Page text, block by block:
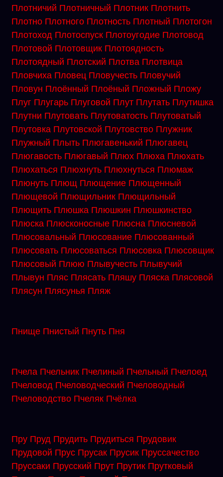
Плотничий Плотничный Плотник Плотнить
Плотно Плотного Плотность Плотный Плотогон
Плотоход Плотоспуск Плотоугодие Плотовод
Плотовой Плотовщик Плотоядность
Плотоядный Плотский Плотва Плотвица
Пловчиха Пловец Пловучесть Пловучий
Пловун Плоённый Плоёный Пложный Пложу
Плуг Плугарь Плуговой Плут Плутать Плутишка
Плутни Плутовать Плутоватость Плутоватый
Плутовка Плутовской Плутовство Плужник
Плужный Плыть Плюгавенький Плюгавец
Плюгавость Плюгавый Плюх Плюха Плюхать
Плюхаться Плюхнуть Плюхнуться Плюмаж
Плюнуть Плющ Плющение Плющенный
Плющевой Плющильник Плющильный
Плющить Плюшка Плюшкин Плюшкинство
Плюска Плюсконосные Плюсна Плюсневой
Плюсовальный Плюсование Плюсованный
Плюсовать Плюсоваться Плюсовка Плюсовщик
Плюсовый Плюю Плывучесть Плывучий
Плывун Пляс Плясать Пляшу Пляска Плясовой
Плясун Плясунья Пляж
Пнище Пнистый Пнуть Пня
Пчела Пчельник Пчелиный Пчельный Пчелоед
Пчеловод Пчеловодческий Пчеловодный
Пчеловодство Пчеляк Пчёлка
Пру Пруд Прудить Прудиться Прудовик
Прудовой Прус Прусак Прусик Пруссачество
Пруссаки Прусский Прут Прутик Прутковый